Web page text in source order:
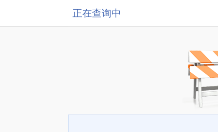
正在查询中